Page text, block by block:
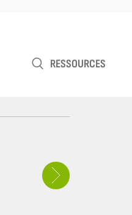
RESSOURCES